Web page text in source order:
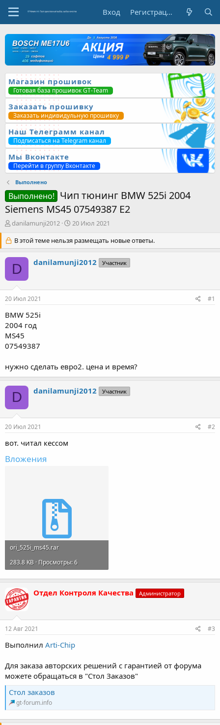
Вход Регистрация
Магазин прошивок
Готовая база прошивок GT-Team
Заказать прошивку
Заказать индивидульную прошивку
Наш Телеграмм канал
Подписаться на Telegram канал
Мы Вконтакте
Перейти в группу Вконтакте
Выполнено
Выполнено! Чип тюнинг BMW 525i 2004
Siemens MS45 07549387 E2
А
т
о
р
т
е
danilamunji2012
Д
т
а
н
а
20 Июл 2021
В этой теме нельзя размещать новые ответы.
D danilamunji2012 Участник
20 Июл 2021 #1
BMW 525i
2004 год
MS45
07549387
нужно сделать евро2. цена и время?
D danilamunji2012 Участник
20 Июл 2021 #2
вот. читал кессом
Вложения
ori_525i_ms45.rar
283.8 KB · Просмотры: 6
Отдел Контроля Качества Администратор
12 Авг 2021 #3
Выполнил Arti-Chip
Для заказа авторских решений с гарантией от форума
можете обращаться в "Стол Заказов"
Стол заказов
gt-forum.info